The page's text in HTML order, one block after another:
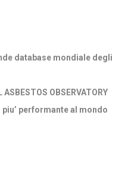
database mondiale degli
ASBESTOS OBSERVATORY
performante al mondo